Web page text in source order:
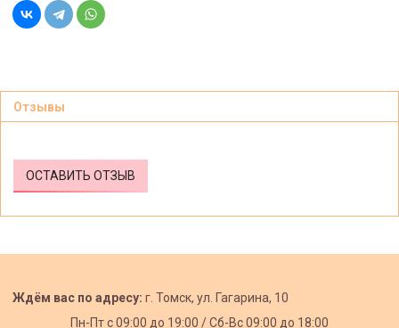
Отзывы
ОСТАВИТЬ ОТЗЫВ
Ждём вас по адресу: г. Томск, ул. Гагарина, 10
Пн-Пт с09:00 до 19:00 /Сб-Вс 09:00 до 18:00